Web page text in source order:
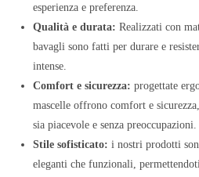
esperienza e preferenza.
Qualità e durata: Realizzati con
bavagli sono fatti per durare e
intense.
Comfort e sicurezza: progettate
mascelle offrono comfort e
sia piacevole e senza preoccupazioni.
Stile sofisticato: i nostri prodotti
eleganti che funzionali,